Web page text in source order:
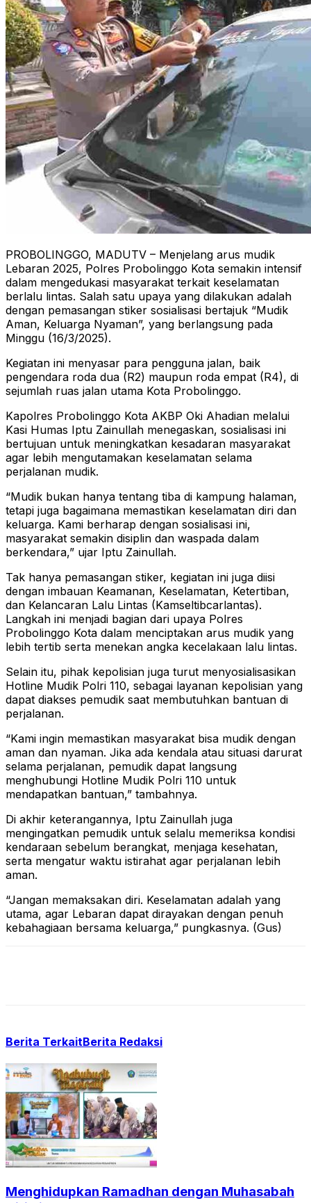
PROBOLINGGO, MADUTV – Menjelang arus mudik
Lebaran 2025, Polres Probolinggo Kota semakin intensif
dalam mengedukasi masyarakat terkait keselamatan
berlalu lintas. Salah satu upaya yang dilakukan adalah
dengan pemasangan stiker sosialisasi bertajuk “Mudik
Aman, Keluarga Nyaman”, yang berlangsung pada
Minggu (16/3/2025).
Kegiatan ini menyasar para pengguna jalan, baik
pengendara roda dua (R2) maupun roda empat (R4), di
sejumlah ruas jalan utama Kota Probolinggo.
Kapolres Probolinggo Kota AKBP Oki Ahadian melalui
Kasi Humas Iptu Zainullah menegaskan, sosialisasi ini
bertujuan untuk meningkatkan kesadaran masyarakat
agar lebih mengutamakan keselamatan selama
perjalanan mudik.
“Mudik bukan hanya tentang tiba di kampung halaman,
tetapi juga bagaimana memastikan keselamatan diri dan
keluarga. Kami berharap dengan sosialisasi ini,
masyarakat semakin disiplin dan waspada dalam
berkendara,” ujar Iptu Zainullah.
Tak hanya pemasangan stiker, kegiatan ini juga diisi
dengan imbauan Keamanan, Keselamatan, Ketertiban,
dan Kelancaran Lalu Lintas (Kamseltibcarlantas).
Langkah ini menjadi bagian dari upaya Polres
Probolinggo Kota dalam menciptakan arus mudik yang
lebih tertib serta menekan angka kecelakaan lalu lintas.
Selain itu, pihak kepolisian juga turut menyosialisasikan
Hotline Mudik Polri 110, sebagai layanan kepolisian yang
dapat diakses pemudik saat membutuhkan bantuan di
perjalanan.
“Kami ingin memastikan masyarakat bisa mudik dengan
aman dan nyaman. Jika ada kendala atau situasi darurat
selama perjalanan, pemudik dapat langsung
menghubungi Hotline Mudik Polri 110 untuk
mendapatkan bantuan,” tambahnya.
Di akhir keterangannya, Iptu Zainullah juga
mengingatkan pemudik untuk selalu memeriksa kondisi
kendaraan sebelum berangkat, menjaga kesehatan,
serta mengatur waktu istirahat agar perjalanan lebih
aman.
“Jangan memaksakan diri. Keselamatan adalah yang
utama, agar Lebaran dapat dirayakan dengan penuh
kebahagiaan bersama keluarga,” pungkasnya. (Gus)
Berita TerkaitBerita Redaksi
Menghidupkan Ramadhan dengan Muhasabah